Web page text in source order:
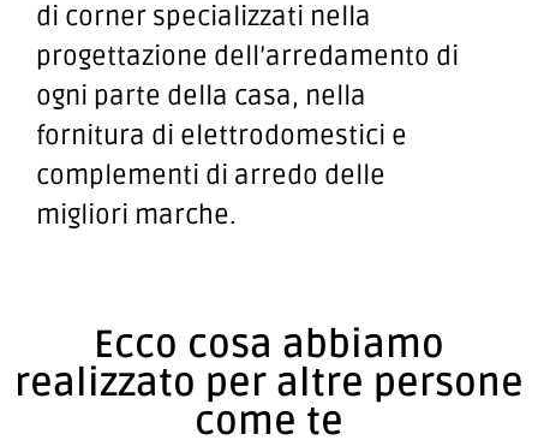
di corner specializzati nella
progettazione dell’arredamento di
ogni parte della casa, nella
fornitura di elettrodomestici e
complementi di arredo delle
migliori marche.
Ecco cosa abbiamo
realizzato per altre persone
come te